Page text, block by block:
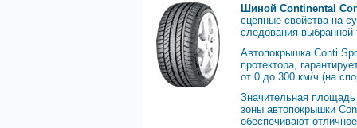
Шиной Continental
сцепные свойства на
следования выбранной
Автопокрышка Conti
протектора,
от 0 до 300 км/ч (на
Значительная площадь
зоны автопокрышки
обеспечивают